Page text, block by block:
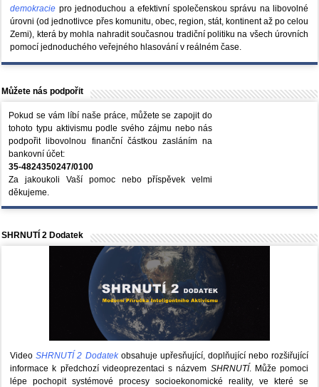
demokracie pro jednoduchou a efektivní společenskou správu na libovolné
úrovni (od jednotlivce přes komunitu, obec, region, stát, kontinent až po celou
Zemi), která by mohla nahradit současnou tradiční politiku na všech úrovních
pomocí jednoduchého veřejného hlasování v reálném čase.
Můžete nás podpořit
Pokud se vám líbí naše práce, můžete se zapojit do
tohoto typu aktivismu podle svého zájmu nebo nás
podpořit libovolnou finanční částkou zasláním na
bankovní účet:
35-4824350247/0100
Za jakoukoli Vaší pomoc nebo příspěvek velmi
děkujeme.
SHRNUTÍ 2 Dodatek
VideoSHRNUTÍ 2 Dodatekobsahuje upřesňující, doplňující nebo rozšiřující
informace k předchozí videoprezentaci s názvem SHRNUTÍ. Může pomoci
lépe pochopit systémové procesy socioekonomické reality, ve které se